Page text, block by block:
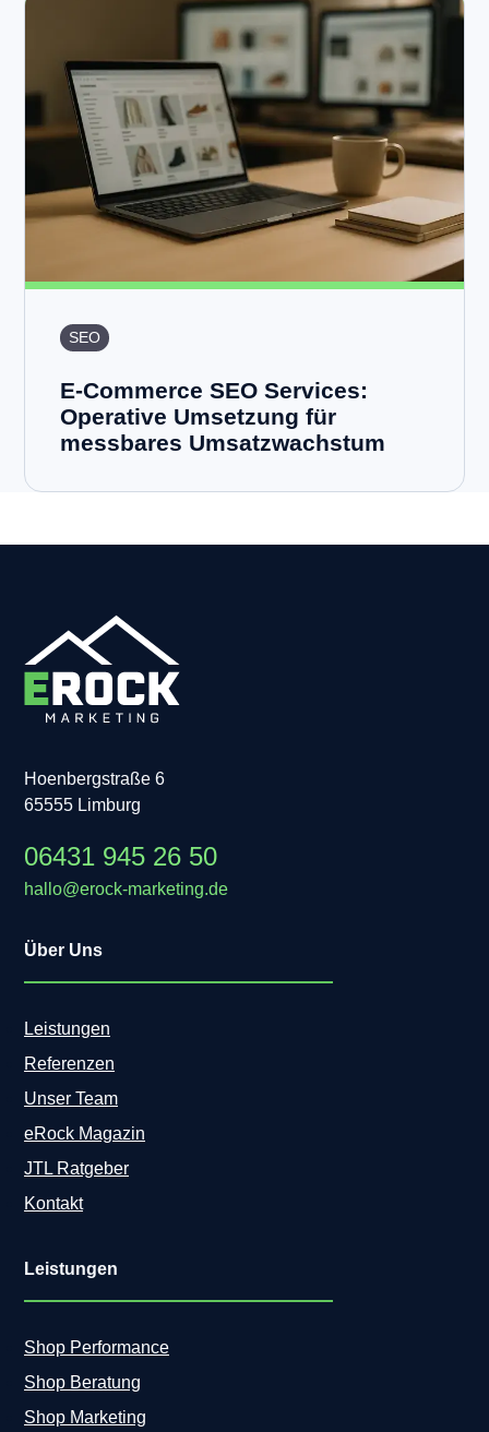
SEO
E-Commerce SEO Services:
Operative Umsetzung für
messbares Umsatzwachstum
Hoenbergstraße 6
65555 Limburg
06431 945 26 50
hallo@erock-marketing.de
Über Uns
Leistungen
Referenzen
Unser Team
eRock Magazin
JTL Ratgeber
Kontakt
Leistungen
Shop Performance
Shop Beratung
Shop Marketing